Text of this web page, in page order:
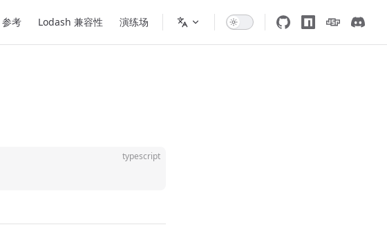
参考 Lodash 兼容性 演练场
typescript